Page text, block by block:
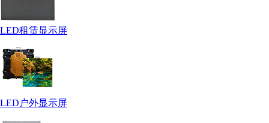
LED租赁显示屏
LED户外显示屏